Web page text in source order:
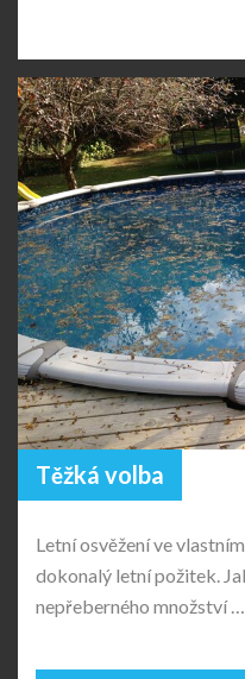
Těžká volba
Letní osvěžení ve
dokonalý letní požitek.
nepřeberného množství …